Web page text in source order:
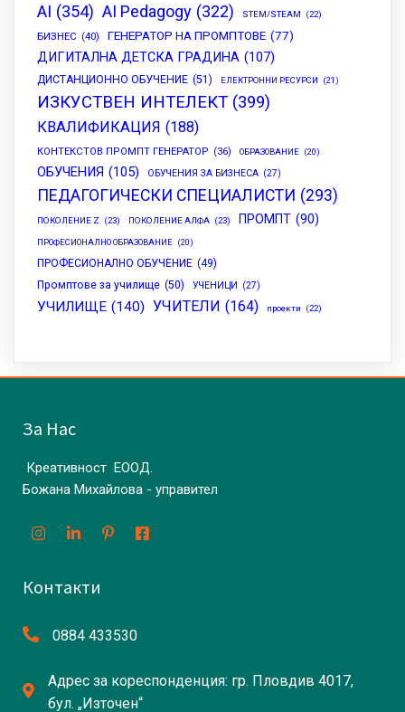
AI (354) AI Pedagogy (322) STEM/STEAM (22)
БИЗНЕС (40) ГЕНЕРАТОР НА ПРОМПТОВЕ (77)
ДИГИТАЛНА ДЕТСКА ГРАДИНА (107)
ДИСТАНЦИОННО ОБУЧЕНИЕ (51) ЕЛЕКТРОННИ РЕСУРСИ (21)
ИЗКУСТВЕН ИНТЕЛЕКТ (399)
КВАЛИФИКАЦИЯ (188)
КОНТЕКСТОВ ПРОМПТ ГЕНЕРАТОР (36) ОБРАЗОВАНИЕ (20)
ОБУЧЕНИЯ (105) ОБУЧЕНИЯ ЗА БИЗНЕСА (27)
ПЕДАГОГИЧЕСКИ СПЕЦИАЛИСТИ (293)
ПОКОЛЕНИЕ Z (23) ПОКОЛЕНИЕ АЛФА (23) ПРОМПТ (90)
ПРОФЕСИОНАЛНО ОБРАЗОВАНИЕ (20)
ПРОФЕСИОНАЛНО ОБУЧЕНИЕ (49)
Промптове за училище (50) УЧЕНИЦИ (27)
УЧИЛИЩЕ (140) УЧИТЕЛИ (164) проекти (22)
За Нас
Креативност ЕООД.
Божана Михайлова - управител
Контакти
0884 433530
Адрес за кореспонденция: гр. Пловдив 4017,
бул. „Източен“